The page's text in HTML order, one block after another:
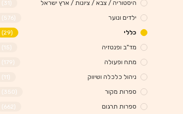
היסטוריה / צבא / ציונות / ארץ ישראל (31)
ילדים ונוער (576)
כללי (29)
מד"ב ופנטזיה (15)
מתח ופעולה (179)
ניהול כלכלה ושיווק (11)
ספרות מקור (350)
ספרות תרגום (662)